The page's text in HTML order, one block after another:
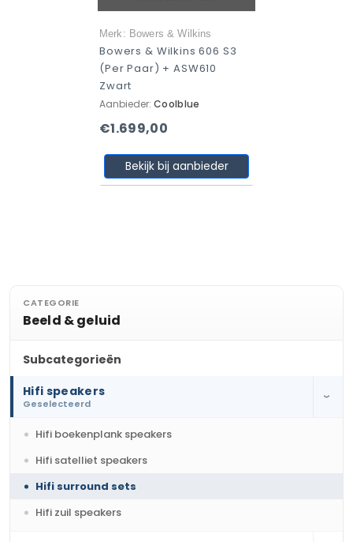
Merk: Bowers & Wilkins
Bowers & Wilkins 606 S3
(per Paar) + ASW610
Zwart
Aanbieder: Coolblue
€1.699,00
Bekijk bij aanbieder
CATEGORIE
Beeld & geluid
Subcategorieën
Hifi speakers
Geselecteerd
›
Hifi boekenplank speakers
Hifi satelliet speakers
Hifi surround sets
Hifi zuil speakers